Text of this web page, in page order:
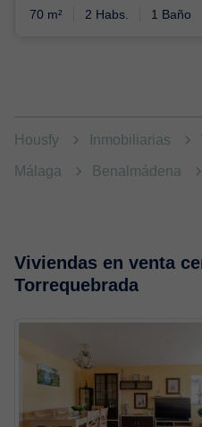
70 m² 2 Habs. 1 Baño
Housfy Inmobiliarias
Málaga Benalmádena
Viviendas en venta
Torrequebrada